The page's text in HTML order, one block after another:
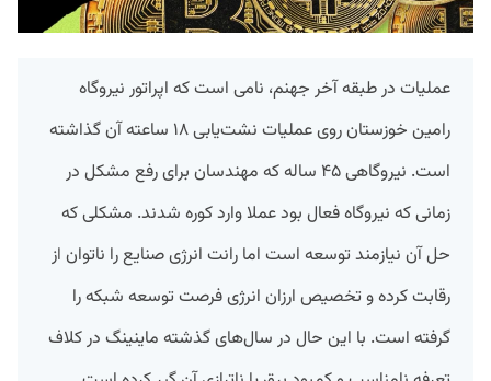
عملیات در طبقه آخر جهنم، نامی است که اپراتور نیروگاه
رامین خوزستان روی عملیات نشت‌یابی ۱۸ ساعته آن گذاشته
است. نیروگاهی ۴۵ ساله که مهندسان برای رفع مشکل در
زمانی که نیروگاه فعال بود عملا وارد کوره شدند. مشکلی که
حل آن نیازمند توسعه است اما رانت انرژی صنایع را ناتوان از
رقابت کرده و تخصیص ارزان انرژی فرصت توسعه شبکه را
گرفته است. با این حال در سال‌های گذشته ماینینگ در کلاف